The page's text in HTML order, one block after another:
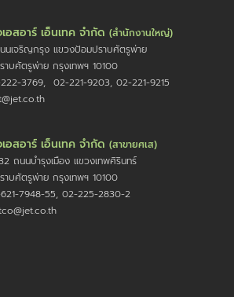
อสอาร์ เอ็นเทค จำกัด (สำนักงานใหญ่)
เจริญกรุง แขวงป้อมปราบศัตรูพ่าย
าบศัตรูพ่าย กรุงเทพฯ 10100
3769, 02-221-9203, 02-221-9215
อสอาร์ เอ็นเทค จำกัด (สาขายศเส)
ถนนบำรุงเมือง แขวงเทพศิรินทร์
าบศัตรูพ่าย กรุงเทพฯ 10100
7948-55, 02-225-2830-2